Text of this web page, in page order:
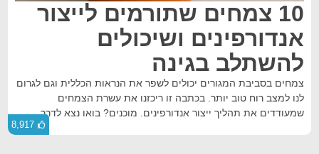
10 צמחים שתורמים לייצור
אנדורפינים ושיכולים
להשתלב בגינה
צמחים בסביבת המגורים יכולים לשפר את הנראות הכללית וגם לגרום
לנו למצב רוח טוב יותר. בכתבה זו ריכזנו את עשרת הצמחים
שמעודדים את תהליך ייצור אנדורפינים. מוכנים? בואו נצא לדרך
8,917